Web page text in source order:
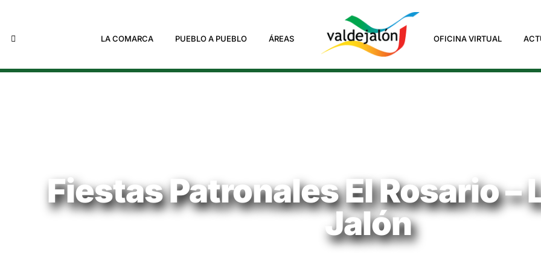
LA COMARCA PUEBLO A PUEBLO ÁREAS OFICINA VIRTUAL
Fiestas Patronales El Rosario –
Jalón